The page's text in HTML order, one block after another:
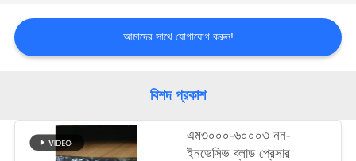
আমাদের
সাথে
একটি
উদ্ধৃতি
আমাদের সাথে যোগাযোগ করুন!
বিশদ প্রকাশ
এম৩০০০-৬০০০৩ নন-
ইনভেসিভ ব্লাড প্রেসার